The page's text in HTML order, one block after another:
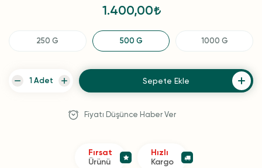
1.400,00
250 G 500 G 1000 G
Sepete Ekle
Fiyatı Düşünce Haber Ver
Fırsat
Ürünü
Hızlı
Kargo